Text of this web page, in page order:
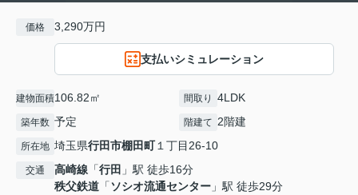
価格 3,290万円
支払いシミュレーション
建物面積106.82㎡ 間取り 4LDK
築年数 予定 階建て 2階建
所在地 埼玉県行田市棚田町１丁目26-10
交通 高崎線 「行田 」駅 徒歩16分
秩父鉄道 「 ソシオ流通センター 」駅 徒歩29分